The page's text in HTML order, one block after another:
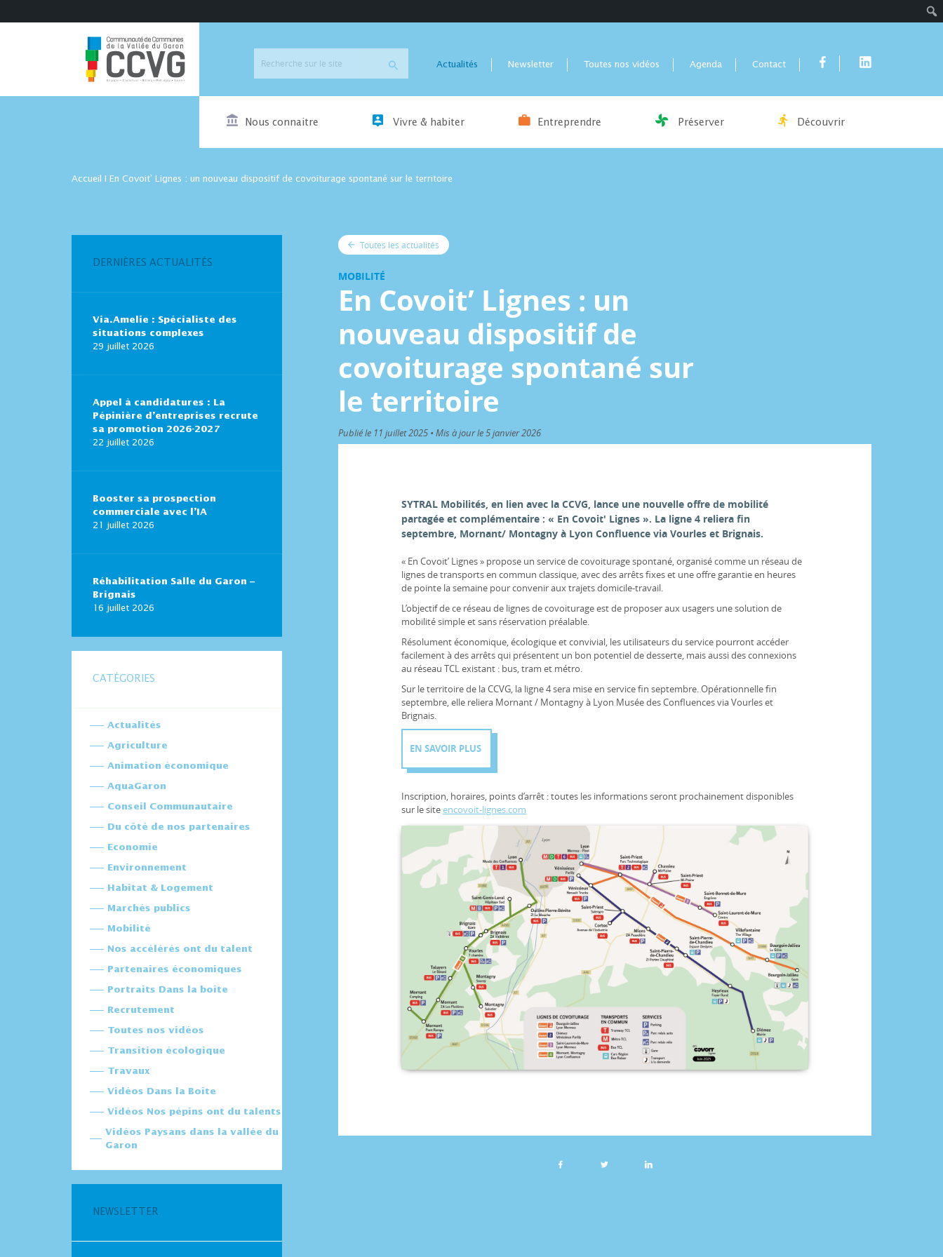
Actualités Newsletter Toutes nos vidéos Agenda Contact
Nous connaitre Vivre & habiter Entreprendre Préserver Découvrir
Accueil En Covoit’ Lignes : un nouveau dispositif de covoiturage spontané sur le territoire
DERNIÈRES ACTUALITÉS
Via.Amelie : Spécialiste des
situations complexes
29 juillet 2026
Appel à candidatures : La
Pépinière d’entreprises recrute
sa promotion 2026-2027
22 juillet 2026
Booster sa prospection
commerciale avec l’IA
21 juillet 2026
Réhabilitation Salle du Garon –
Brignais
16 juillet 2026
CATÉGORIES
Actualités
Agriculture
Animation économique
AquaGaron
Conseil Communautaire
Du côté de nos partenaires
Economie
Environnement
Habitat & Logement
Marchés publics
Mobilité
Nos accélérés ont du talent
Partenaires économiques
Portraits Dans la boîte
Recrutement
Toutes nos vidéos
Transition écologique
Travaux
Vidéos Dans la Boîte
Vidéos Nos pépins ont du talents
Vidéos Paysans dans la vallée du
Garon
NEWSLETTER
Toutes les actualités
MOBILITÉ
En Covoit’ Lignes : un
nouveau dispositif de
covoiturage spontané sur
le territoire
Publié le 11 juillet 2025 • Mis à jour le 5 janvier 2026
SYTRAL Mobilités, en lien avec la CCVG, lance une nouvelle offre de mobilité
partagée et complémentaire : « En Covoit' Lignes ». La ligne 4 reliera fin
septembre, Mornant/ Montagny à Lyon Confluence via Vourles et Brignais.
« En Covoit’ Lignes » propose un service de covoiturage spontané, organisé comme un réseau de
lignes de transports en commun classique, avec des arrêts fixes et une offre garantie en heures
de pointe la semaine pour convenir aux trajets domicile-travail.
L’objectif de ce réseau de lignes de covoiturage est de proposer aux usagers une solution de
mobilité simple et sans réservation préalable.
Résolument économique, écologique et convivial, les utilisateurs du service pourront accéder
facilement à des arrêts qui présentent un bon potentiel de desserte, mais aussi des connexions
au réseau TCL existant : bus, tram et métro.
Sur le territoire de la CCVG, la ligne 4 sera mise en service fin septembre. Opérationnelle fin
septembre, elle reliera Mornant / Montagny à Lyon Musée des Confluences via Vourles et
Brignais.
EN SAVOIR PLUS
Inscription, horaires, points d’arrêt : toutes les informations seront prochainement disponibles
sur le siteencovoit-lignes.com